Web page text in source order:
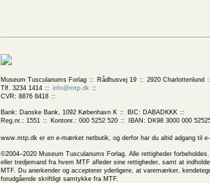
Museum Tusculanums Forlag Rådhusvej 19
2920 Charlottenlund
Tlf. 3234 1414
info@mtp.dk
CVR: 8876 8418
Bank: Danske Bank, 1092 København K
BIC: DABADKKK
Reg.nr.: 1551
Kontonr.: 000 5252 520 IBAN: DK98 3000 000
www.mtp.dk er en e-mærket netbutik, og derfor har du altid adgang til
©2004–2020 Museum Tusculanums Forlag. Alle rettigheder
eller tredjemand fra hvem MTF afleder sine rettigheder, samt at
MTF. Du anerkender og accepterer yderligere, at varemærker,
forudgående skriftligt samtykke fra MTF.